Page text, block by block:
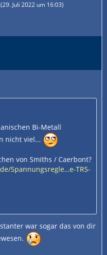
(29. Juli 2022 um 16:03)
Bi-Metall
nicht viel...
von Smiths / Caerbont?
Spannungsregle…e-TR5-
war sogar das von dir